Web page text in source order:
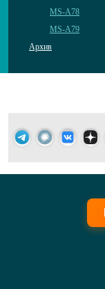
MS-A78
MS-A79
Архив